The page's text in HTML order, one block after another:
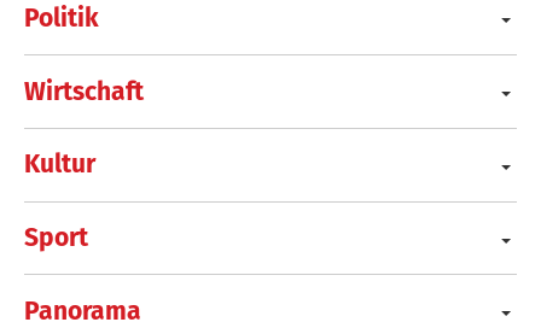
Politik
Wirtschaft
Kultur
Sport
Panorama